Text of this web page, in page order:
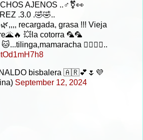
AJENOS ..♂️⚧️👀
.3.0 .🤣🤣..
recargada, grasa !!! Vieja
💥la cotorra 🦜🦜
😶‍🌫️😶‍🌫️..
bisbalera 🇦🇷💕🌷💜
September 12, 2024